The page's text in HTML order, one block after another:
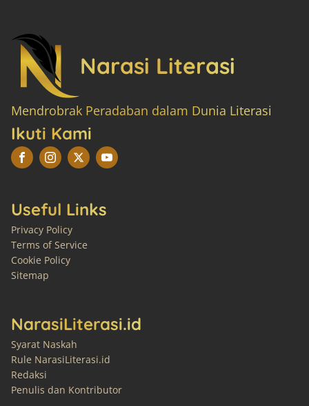
Narasi Literasi
Mendrobrak Peradaban dalam Dunia Literasi
Ikuti Kami
Useful Links
Privacy Policy
Terms of Service
Cookie Policy
Sitemap
NarasiLiterasi.id
Syarat Naskah
Rule NarasiLiterasi.id
Redaksi
Penulis dan Kontributor